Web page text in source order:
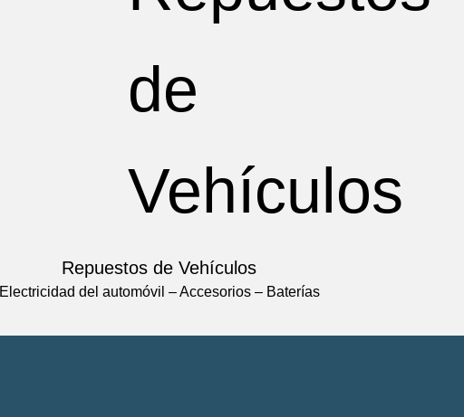
Repuestos de Vehículos
Electricidad del automóvil – Accesorios – Baterías